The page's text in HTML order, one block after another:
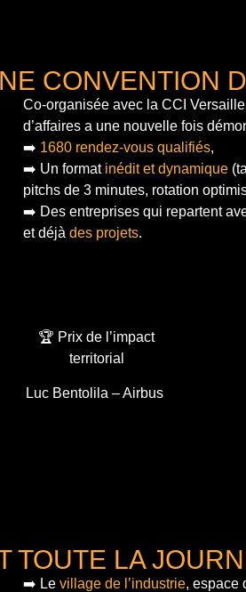
CONVENTION
Co-organisée avec la CCI
d’affaires a une nouvelle fois
➡️ 1680 rendez-vous qualifiés,
➡️ Un format inédit et dynamique
pitchs de 3 minutes, rotation
➡️ Des entreprises qui repartent
et déjà des projets.
🏆 Prix de l’impact
territorial
Luc Bentolila – Airbus
TOUTE LA
➡️ Le village de l’industrie, espace